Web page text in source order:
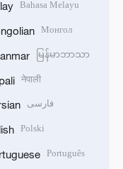
Bahasa Melayu
Монгол
မြန်မာဘာသာ
नेपाली
فارسی
Polski
Português